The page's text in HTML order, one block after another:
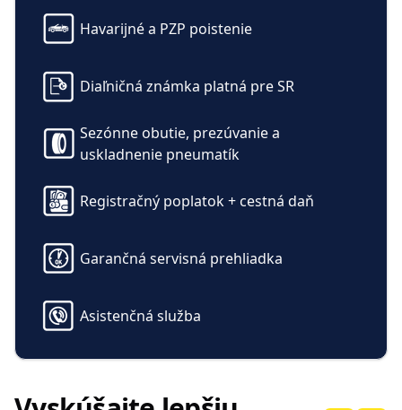
Elektricky nastaviteľné
predné sedadlo vodiča s
Vyhrievanie predných a
zadných sedadiel
Trojzónová klimatizácia
Climatronic
KESSY – bezkľúčové
odomykanie a štartovanie
Komfortné otváranie kufra
(virtuálny pedál) + Easy
Vnútorné spätné zrkadlo s
automatickým
sklopné vonkajšie zrkadlá s
Akustické bočné okná
(Sunset)
Havarijné a PZP poistenie
Diaľničná známka platná pre SR
Sezónne obutie, prezúvanie a
uskladnenie pneumatík
Registračný poplatok + cestná daň
Garančná servisná prehliadka
Asistenčná služba